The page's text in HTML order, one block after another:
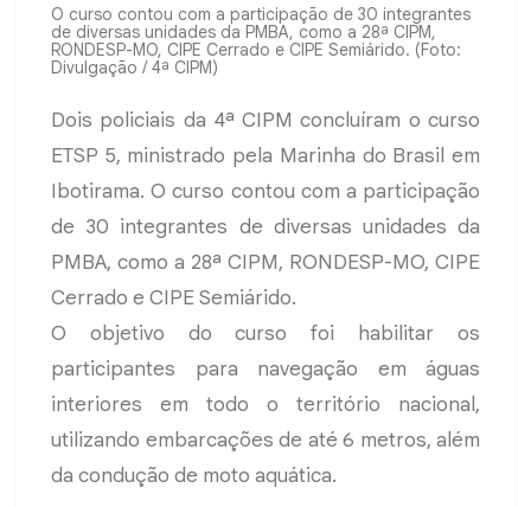
O curso contou com a participação de 30 integrantes
de diversas unidades da PMBA, como a 28ª CIPM,
RONDESP-MO, CIPE Cerrado e CIPE Semiárido. (Foto:
Divulgação / 4ª CIPM)
Dois policiais da 4ª CIPM concluíram o curso
ETSP 5, ministrado pela Marinha do Brasil em
Ibotirama. O curso contou com a participação
de 30 integrantes de diversas unidades da
PMBA, como a 28ª CIPM, RONDESP-MO, CIPE
Cerrado e CIPE Semiárido.
O objetivo do curso foi habilitar os
participantes para navegação em águas
interiores em todo o território nacional,
utilizando embarcações de até 6 metros, além
da condução de moto aquática.